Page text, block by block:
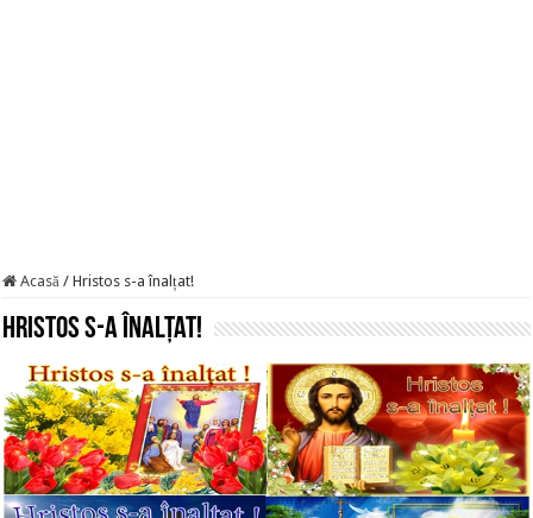
Acasă / Hristos s-a înalțat!
Hristos s-a înalțat!